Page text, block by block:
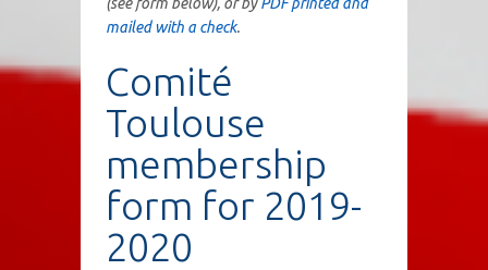
mailed with a check.
Comité
Toulouse
membership
form for 2019-
2020